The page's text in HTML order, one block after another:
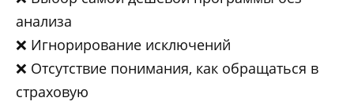
анализа
❌ Игнорирование исключений
❌ Отсутствие понимания, как обращаться в
страховую